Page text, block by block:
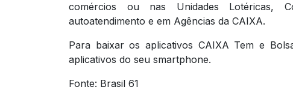
comércios ou nas Unidades Lotéricas,
autoatendimento e em Agências da CAIXA.
Para baixar os aplicativos CAIXA Tem e
aplicativos do seu smartphone.
Fonte: Brasil 61